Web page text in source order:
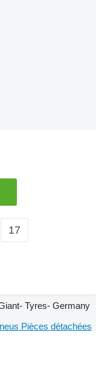
17
Tyres- Germany
Pièces détachées